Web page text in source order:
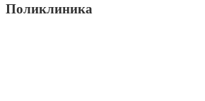
Поликлиника